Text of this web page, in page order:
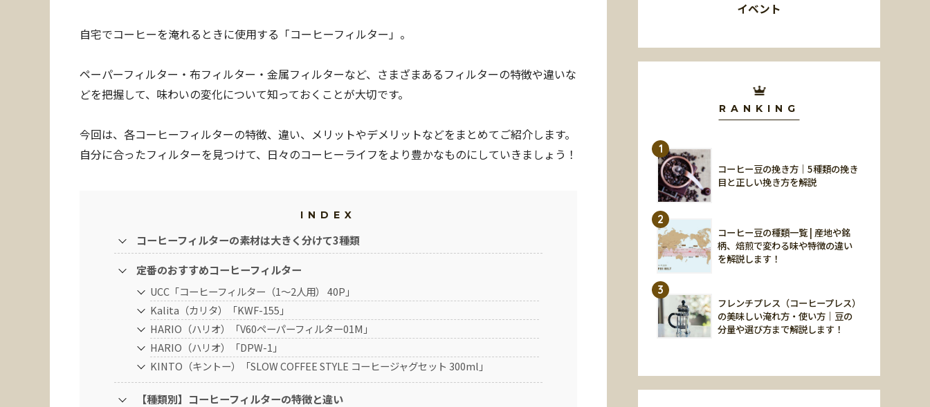
自宅でコーヒーを淹れるときに使用する「コーヒーフィルター」。
ペーパーフィルター・布フィルター・金属フィルターなど、さまざまあるフィルターの特徴や違いな
どを把握して、味わいの変化について知っておくことが大切です。
今回は、各コーヒーフィルターの特徴、違い、メリットやデメリットなどをまとめてご紹介します。
自分に合ったフィルターを見つけて、日々のコーヒーライフをより豊かなものにしていきましょう！
INDEX
コーヒーフィルターの素材は大きく分けて3種類
定番のおすすめコーヒーフィルター
UCC「コーヒーフィルター（1～2人用） 40P」
Kalita（カリタ）「KWF-155」
HARIO（ハリオ）「V60ペーパーフィルター01M」
HARIO（ハリオ）「DPW-1」
KINTO（キントー）「SLOW COFFEE STYLE コーヒージャグセット 300ml」
【種類別】コーヒーフィルターの特徴と違い
イベント
RANKING
1
コーヒー豆の挽き方｜5種類の挽き
目と正しい挽き方を解説
2
コーヒー豆の種類一覧 | 産地や銘
柄、焙煎で変わる味や特徴の違い
を解説します！
3
フレンチプレス（コーヒープレス）
の美味しい淹れ方・使い方｜豆の
分量や選び方まで解説します！